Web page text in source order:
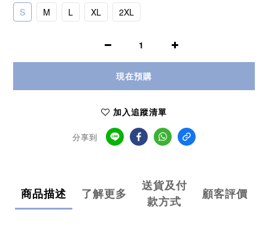
S M L XL 2XL
現在預購
加入追蹤清單
分享到
商品描述 了解更多
送貨及付
款方式
顧客評價